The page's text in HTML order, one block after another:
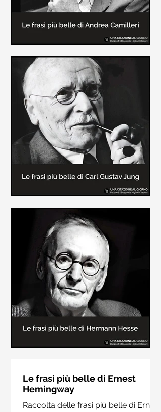
Le frasi più belle di Andrea
Camilleri
In questa sezione sono raccolte le
frasi più belle di Andrea Camilleri, il
creatore dei libri sulle vicende del
Commissario Montalbano
Le frasi più belle di Carl Gustav
In questa pagina sono raccolte le
frasi più belle di Carl Gustav Jung
tratte dai suoi libri più significativi
come "Libro Rosso"
Hesse
Raccolta delle frasi più belle di
Hermann Hesse estrapolate dai suoi
Le frasi più belle di Ernest
Hemingway
Raccolta delle frasi più belle di Ernest